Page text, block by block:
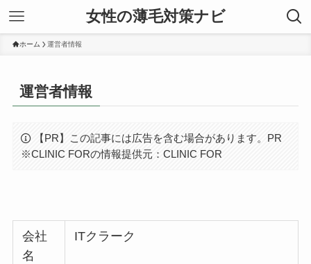
女性の薄毛対策ナビ
ホーム 運営者情報
運営者情報
【PR】この記事には広告を含む場合があります。PR
※CLINIC FORの情報提供元：CLINIC FOR
会社
名
ITクラーク